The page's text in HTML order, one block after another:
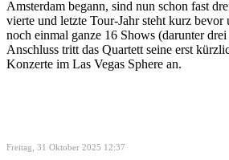
Amsterdam begann, sind nun schon fast
vierte und letzte Tour-Jahr steht kurz bevor
noch einmal ganze 16 Shows (darunter
Anschluss tritt das Quartett seine erst
Konzerte im Las Vegas Sphere an.
Freitag, 31 Oktober 2025 12:37